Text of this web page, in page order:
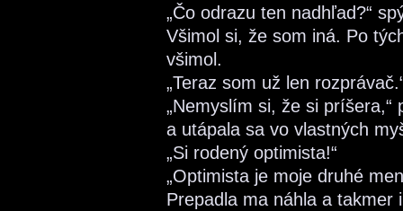
„Čo odrazu ten nadhľad?“
Všimol si, že som iná. Po
všimol.
„Teraz som už len
„Nemyslím si, že si
a utápala sa vo vlastných
„Si rodený optimista!“
„Optimista je moje druhé
Prepadla ma náhla a takmer